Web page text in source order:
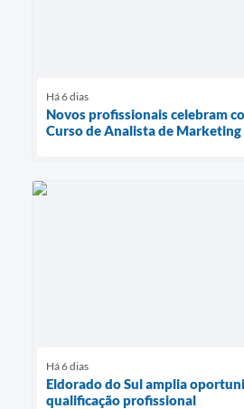
Há 6 dias
Novos profissionais celebram
Curso de Analista de Marketing
Há 6 dias
Eldorado do Sul amplia
qualificação profissional